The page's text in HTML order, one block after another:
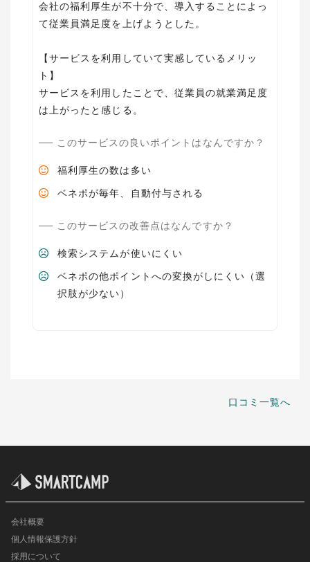
会社の福利厚生が不十分で、導入することによっ
て従業員満足度を上げようとした。
【サービスを利用していて実感しているメリッ
ト】
サービスを利用したことで、従業員の就業満足度
は上がったと感じる。
このサービスの良いポイントはなんですか？
福利厚生の数は多い
ベネポが毎年、自動付与される
このサービスの改善点はなんですか？
検索システムが使いにくい
ベネポの他ポイントへの変換がしにくい（選
択肢が少ない）
口コミ一覧へ
会社概要
個人情報保護方針
採用について